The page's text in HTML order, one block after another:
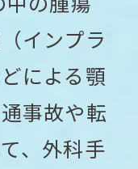
インプラ
による顎
事故や転
、外科手